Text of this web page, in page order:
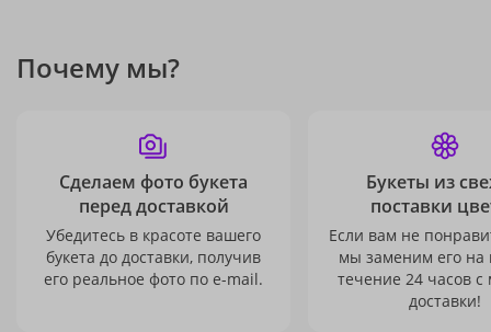
Почему мы?
Сделаем фото букета
перед доставкой
Убедитесь в красоте вашего
букета до доставки, получив
его реальное фото по e-mail.
Букеты из
поставки
Если вам не
мы заменим его на
течение 24 часов с
доставки!